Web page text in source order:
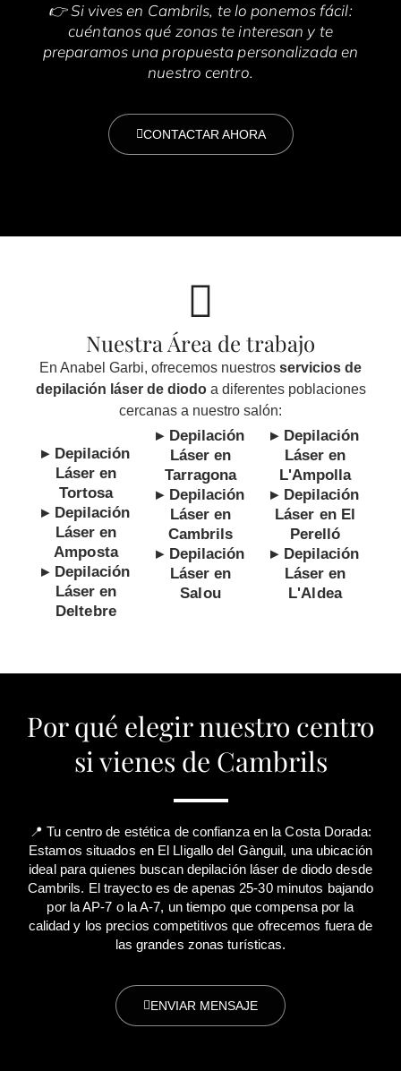
👉 Si vives en Cambrils, te lo ponemos fácil:
cuéntanos qué zonas te interesan y te
preparamos una propuesta personalizada en
nuestro centro.
CONTACTAR AHORA
Nuestra Área de trabajo
En Anabel Garbi, ofrecemos nuestros servicios de
depilación láser de diodoa diferentes poblaciones
cercanas a nuestro salón:
▸ Depilación
Láser en
Tortosa
▸ Depilación
Láser en
Amposta
▸ Depilación
Láser en
Deltebre
▸ Depilación
Láser en
Tarragona
▸ Depilación
Láser en
Cambrils
▸ Depilación
Láser en
Salou
▸ Depilación
Láser en
L'Ampolla
▸ Depilación
Láser en El
Perelló
▸ Depilación
Láser en
L'Aldea
Por qué elegir nuestro centro
si vienes de Cambrils
📍 Tu centro de estética de confianza en la Costa Dorada:
Estamos situados en El Lligallo del Gànguil, una ubicación
ideal para quienes buscan depilación láser de diodo desde
Cambrils. El trayecto es de apenas 25-30 minutos bajando
por la AP-7 o la A-7, un tiempo que compensa por la
calidad y los precios competitivos que ofrecemos fuera de
las grandes zonas turísticas.
ENVIAR MENSAJE